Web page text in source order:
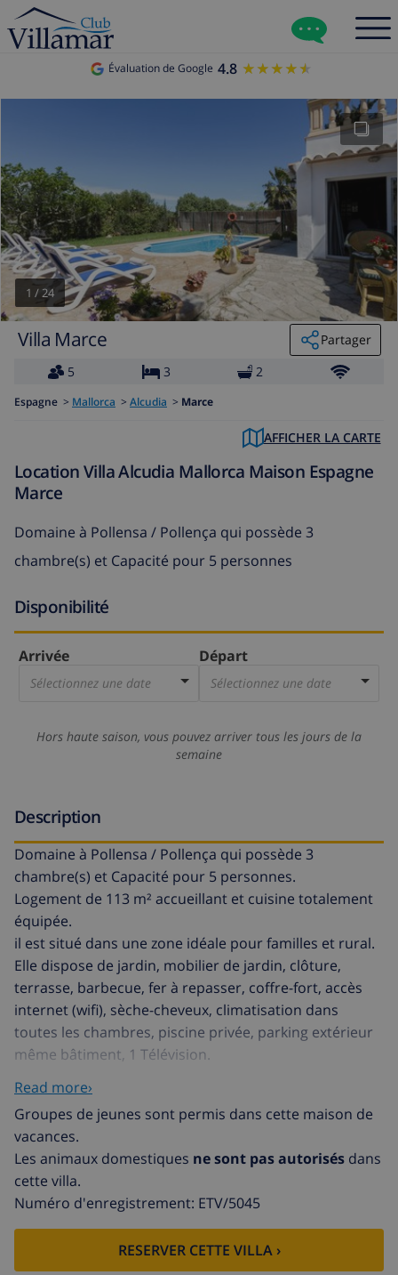
Évaluation de Google 4.8 ★★★★★
★★★★★
1 /24
Villa Marce
Partager
5
3 2
Espagne > Mallorca > Alcudia > Marce
AFFICHER LA CARTE
Location Villa Alcudia Mallorca Maison Espagne
Marce
Domaine à Pollensa / Pollença qui possède 3
chambre(s) et Capacité pour 5 personnes
Disponibilité
Arrivée
Sélectionnez une date
Départ
Sélectionnez une date
Hors haute saison, vous pouvez arriver tous les jours de la
semaine
Description
Domaine à Pollensa / Pollença qui possède 3
chambre(s) et Capacité pour 5 personnes.
Logement de 113 m² accueillant et cuisine totalement
équipée.
il est situé dans une zone idéale pour familles et rural.
Elle dispose de jardin, mobilier de jardin, clôture,
terrasse, barbecue, fer à repasser, coffre-fort, accès
internet (wifi), sèche-cheveux, climatisation dans
toutes les chambres, piscine privée, parking extérieur
même bâtiment, 1 Télévision.
La cuisine indépendante, de vitrocéramique, est
équipée avec réfrigérateur, micro-ondes, four,
congelateur, lave-linge, lave-vaisselle, vaisselle/couvert,
ustensiles/cuisine, cafetière, grille pain et bouilloire.
Read more›
Groupes de jeunes sont permis dans cette maison de
vacances.
Les animaux domestiques ne sont pas autorisés dans
cette villa.
Numéro d'enregistrement: ETV/5045
RESERVER CETTE VILLA ›